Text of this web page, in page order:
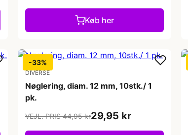
Køb her
-33%
DIVERSE
Nøglering, diam. 12 mm, 10stk./ 1
pk.
VEJL. PRIS 44,95 kr29,95 kr